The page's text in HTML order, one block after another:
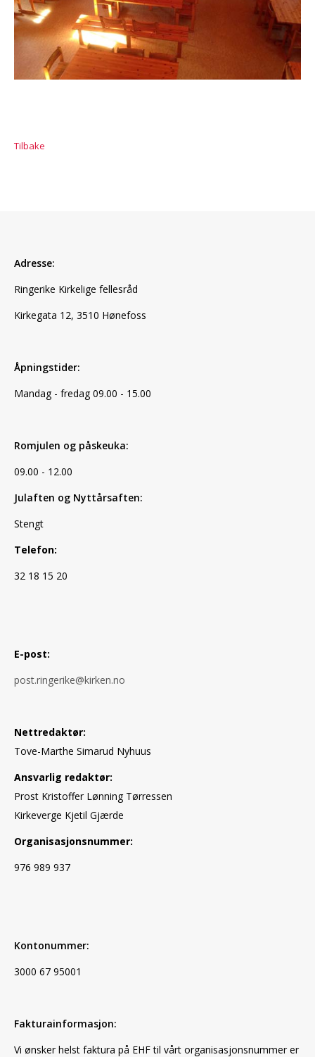
Tilbake
Adresse:
Ringerike Kirkelige fellesråd
Kirkegata 12, 3510 Hønefoss
Åpningstider:
Mandag - fredag 09.00 - 15.00
Romjulen og påskeuka:
09.00 - 12.00
Julaften og Nyttårsaften:
Stengt
Telefon:
32 18 15 20
E-post:
post.ringerike@kirken.no
Nettredaktør:
Tove-Marthe Simarud Nyhuus
Ansvarlig redaktør:
Prost Kristoffer Lønning Tørressen
Kirkeverge Kjetil Gjærde
Organisasjonsnummer:
976 989 937
Kontonummer:
3000 67 95001
Fakturainformasjon:
Vi ønsker helst faktura på EHF til vårt organisasjonsnummer er